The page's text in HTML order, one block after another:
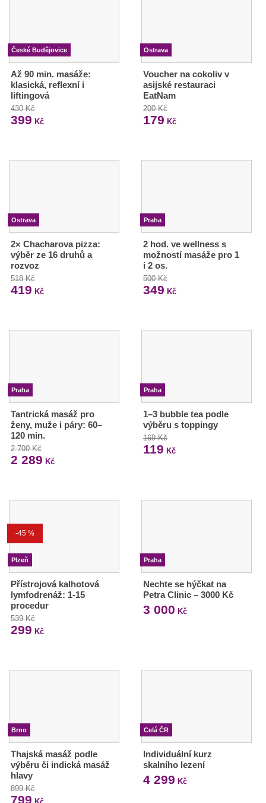
České Budějovice
Až 90 min. masáže:
klasická, reflexní i
liftingová
430 Kč
399 Kč
Ostrava
Voucher na cokoliv v
asijské restauraci
EatNam
200 Kč
179 Kč
Ostrava
2× Chacharova pizza:
výběr ze 16 druhů a
rozvoz
518 Kč
419 Kč
Praha
2 hod. ve wellness s
možností masáže pro 1
i 2 os.
500 Kč
349 Kč
Praha
Tantrická masáž pro
ženy, muže i páry: 60–
120 min.
2 700 Kč
2 289 Kč
Praha
1–3 bubble tea podle
výběru s toppingy
169 Kč
119 Kč
-45 %
Plzeň
Přístrojová kalhotová
lymfodrenáž: 1-15
procedur
539 Kč
299 Kč
Praha
Nechte se hýčkat na
Petra Clinic – 3000 Kč
3 000 Kč
Brno
Thajská masáž podle
výběru či indická masáž
hlavy
899 Kč
799
Celá ČR
Individuální kurz
skalního lezení
4 299 Kč